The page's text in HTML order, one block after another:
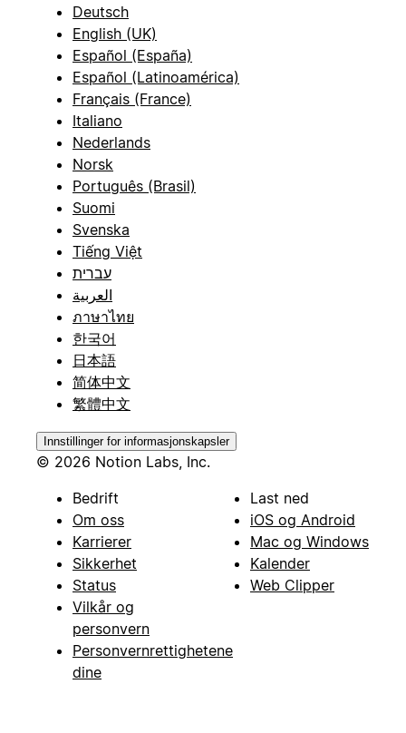
Deutsch
English (UK)
Español (España)
Español (Latinoamérica)
Français (France)
Italiano
Nederlands
Norsk
Português (Brasil)
Suomi
Svenska
Tiếng Việt
עברית
العربية
ภาษาไทย
한국어
日本語
简体中文
繁體中文
Innstillinger for informasjonskapsler
© 2026 Notion Labs, Inc.
Bedrift
Om oss
Karrierer
Sikkerhet
Status
Vilkår og
personvern
Personvernrettighetene
dine
Last ned
iOS og Android
Mac og Windows
Kalender
Web Clipper